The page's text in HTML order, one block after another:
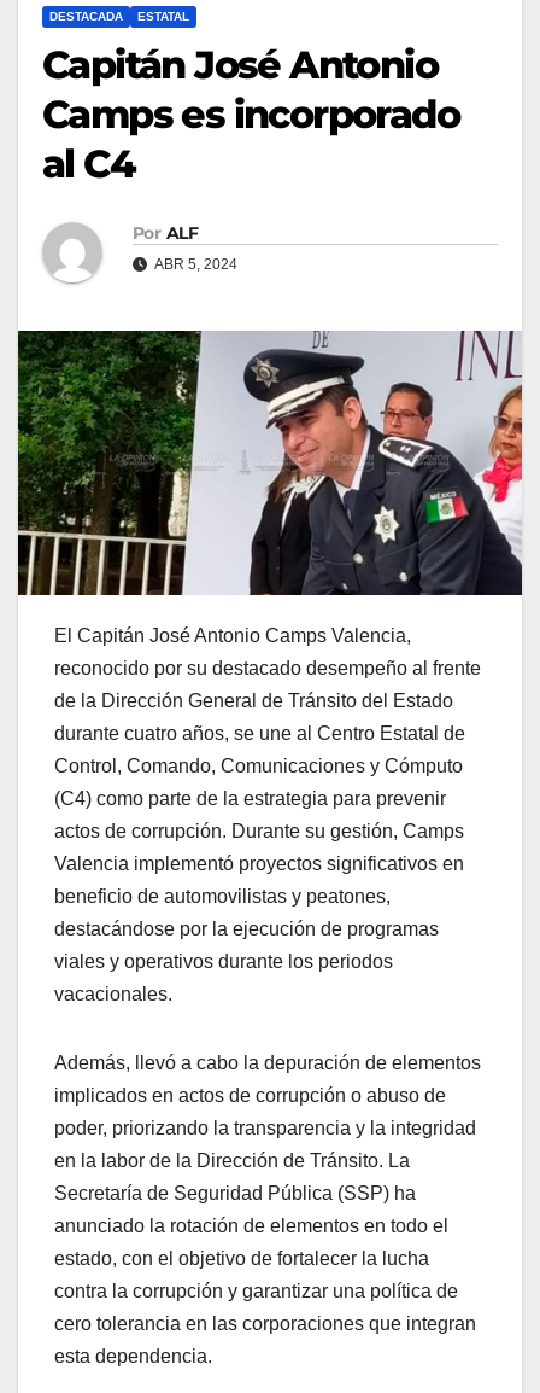
DESTACADA ESTATAL
Capitán José Antonio
Camps es incorporado
al C4
Por ALF
ABR 5, 2024
El Capitán José Antonio Camps Valencia,
reconocido por su destacado desempeño al frente
de la Dirección General de Tránsito del Estado
durante cuatro años, se une al Centro Estatal de
Control, Comando, Comunicaciones y Cómputo
(C4) como parte de la estrategia para prevenir
actos de corrupción. Durante su gestión, Camps
Valencia implementó proyectos significativos en
beneficio de automovilistas y peatones,
destacándose por la ejecución de programas
viales y operativos durante los periodos
vacacionales.
Además, llevó a cabo la depuración de elementos
implicados en actos de corrupción o abuso de
poder, priorizando la transparencia y la integridad
en la labor de la Dirección de Tránsito. La
Secretaría de Seguridad Pública (SSP) ha
anunciado la rotación de elementos en todo el
estado, con el objetivo de fortalecer la lucha
contra la corrupción y garantizar una política de
cero tolerancia en las corporaciones que integran
esta dependencia.